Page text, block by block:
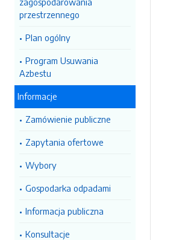
przestrzennego
Plan ogólny
Program Usuwania
Azbestu
Informacje
Zamówienie publiczne
Zapytania ofertowe
Wybory
Gospodarka odpadami
Informacja publiczna
Konsultacje